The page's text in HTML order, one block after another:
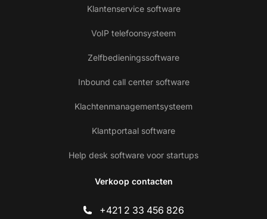
Klantenservice software
VoIP telefoonsysteem
Zelfbedieningssoftware
Inbound call center software
Klachtenmanagementsysteem
Klantportaal software
Help desk software voor startups
Verkoop contacten
+421 2 33 456 826